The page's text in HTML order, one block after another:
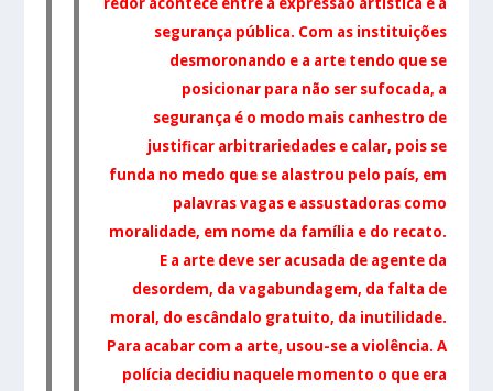
segurança pública. Com as instituições
desmoronando e a arte tendo que se
posicionar para não ser sufocada, a
segurança é o modo mais canhestro de
justificar arbitrariedades e calar, pois se
funda no medo que se alastrou pelo país, em
palavras vagas e assustadoras como
moralidade, em nome da família e do recato.
E a arte deve ser acusada de agente da
desordem, da vagabundagem, da falta de
moral, do escândalo gratuito, da inutilidade.
Para acabar com a arte, usou-se a violência. A
polícia decidiu naquele momento o que era